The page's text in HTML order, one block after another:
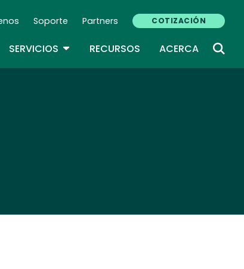
Navigation (ES)
Soporte Partners COTIZACIÓN
DROPDOWN
SERVICIOS TOGGLE DROPDOWN
RECURSOS ACERCA